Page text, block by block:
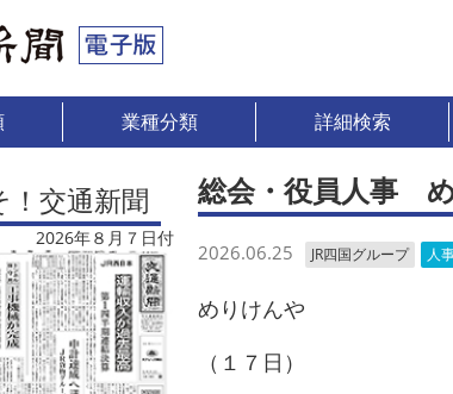
業種分類 詳細検索
！交通新聞
2026年８月７日付
総会・役員人事
2026.06.25 JR四国グループ 人
めりけんや
（１７日）